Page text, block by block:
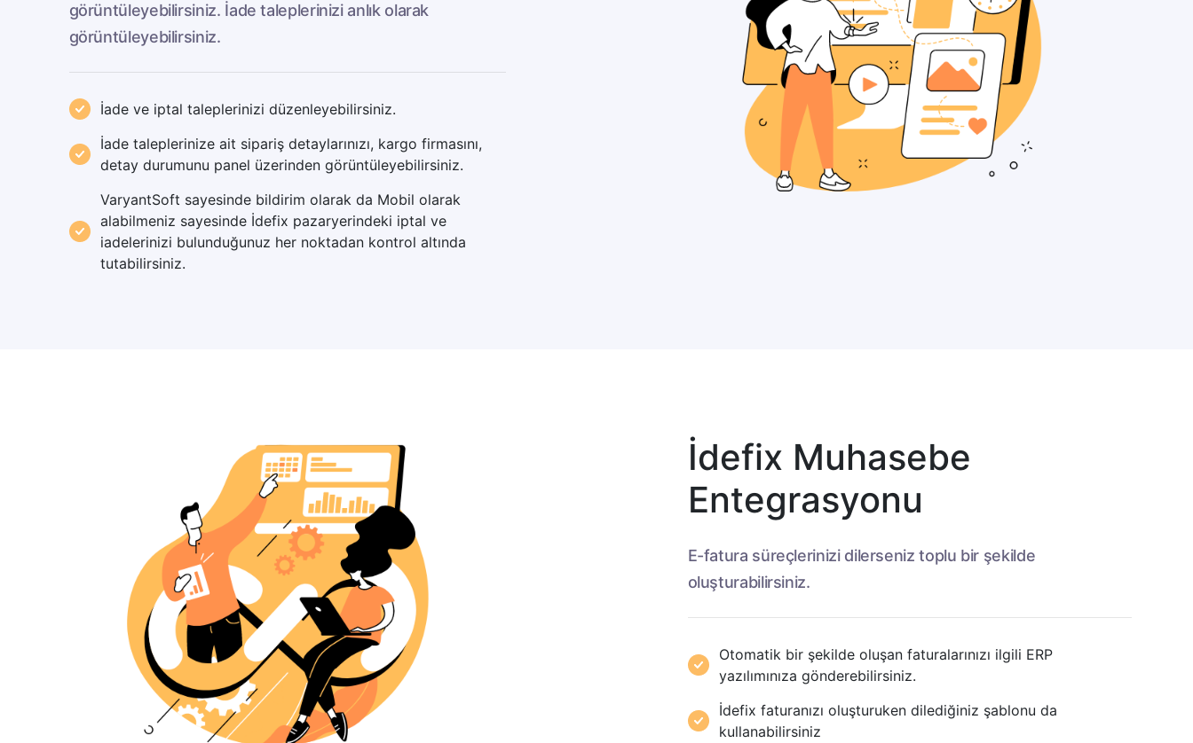
görüntüleyebilirsiniz. İade taleplerinizi anlık olarak
görüntüleyebilirsiniz.
İade ve iptal taleplerinizi düzenleyebilirsiniz.
İade taleplerinize ait sipariş detaylarınızı, kargo firmasını,
detay durumunu panel üzerinden görüntüleyebilirsiniz.
VaryantSoft sayesinde bildirim olarak da Mobil olarak
alabilmeniz sayesinde İdefix pazaryerindeki iptal ve
iadelerinizi bulunduğunuz her noktadan kontrol altında
tutabilirsiniz.
İdefix Muhasebe
Entegrasyonu
E-fatura süreçlerinizi dilerseniz toplu bir şekilde
oluşturabilirsiniz.
Otomatik bir şekilde oluşan faturalarınızı ilgili ERP
yazılımınıza gönderebilirsiniz.
İdefix faturanızı oluşturuken dilediğiniz şablonu da
kullanabilirsiniz